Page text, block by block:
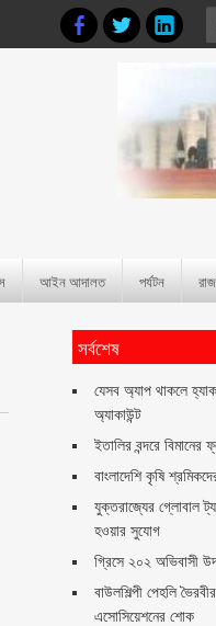
আইন আদালত পর্যটন
সর্বশেষ
যেসব অ্যাপ থাকলে
অ্যাকাউন্ট
ইতালির বন্দরে
বাংলাদেশি কৃষি
যুক্তরাজ্যের গ্লোবাল
হওয়ার সুযোগ
গ্রিসে ২০২ অভিবাসী
বাউলশিল্পী পেহলি
এসোসিয়েশনের শোক